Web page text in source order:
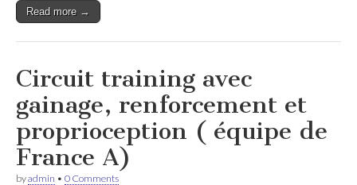
Read more →
Circuit training avec
gainage, renforcement et
proprioception ( équipe de
France A)
byadmin • 0 Comments